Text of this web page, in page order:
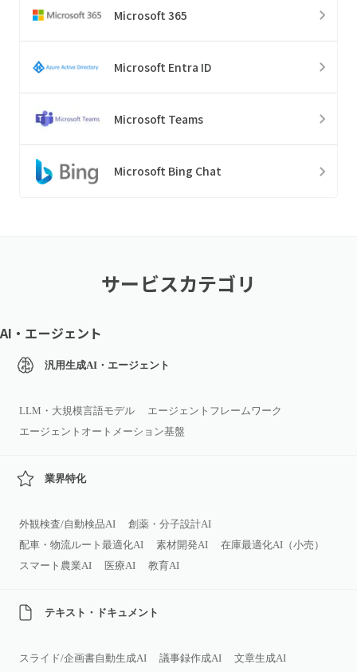
Microsoft 365
Microsoft Entra ID
Microsoft Teams
Microsoft Bing Chat
サービスカテゴリ
AI・エージェント
汎用生成AI・エージェント
LLM・大規模言語モデル
エージェントフレームワーク
エージェントオートメーション基盤
業界特化
外観検査/自動検品AI
創薬・分子設計AI
配車・物流ルート最適化AI
素材開発AI
在庫最適化AI（小売）
スマート農業AI
医療AI 教育AI
テキスト・ドキュメント
スライド/企画書自動生成AI 議事録作成AI
文章生成AI